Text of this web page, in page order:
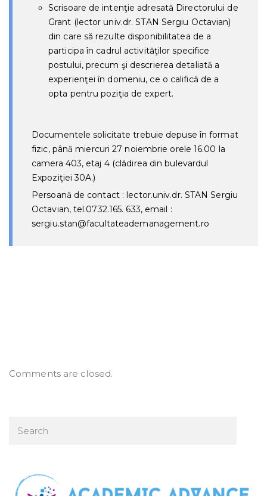
Scrisoare de intenţie adresată Directorului de
Grant (lector univ.dr. STAN Sergiu Octavian)
din care să rezulte disponibilitatea de a
participa în cadrul activităţilor specifice
postului, precum şi descrierea detaliată a
experienţei în domeniu, ce o califică de a
opta pentru poziţia de expert.
Documentele solicitate trebuie depuse în format
fizic, până miercuri 27 noiembrie orele 16.00 la
camera 403, etaj 4 (clădirea din bulevardul
Expoziţiei 30A.)
Persoană de contact : lector.univ.dr. STAN Sergiu
Octavian, tel.0732.165. 633, email :
sergiu.stan@facultateademanagement.ro
Comments are closed.